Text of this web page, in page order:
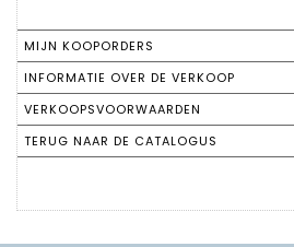
MIJN KOOPORDERS
INFORMATIE OVER DE VERKOOP
VERKOOPSVOORWAARDEN
TERUG NAAR DE CATALOGUS